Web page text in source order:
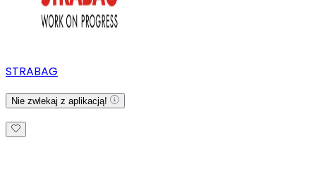
STRABAG
Nie zwlekaj z aplikacją!